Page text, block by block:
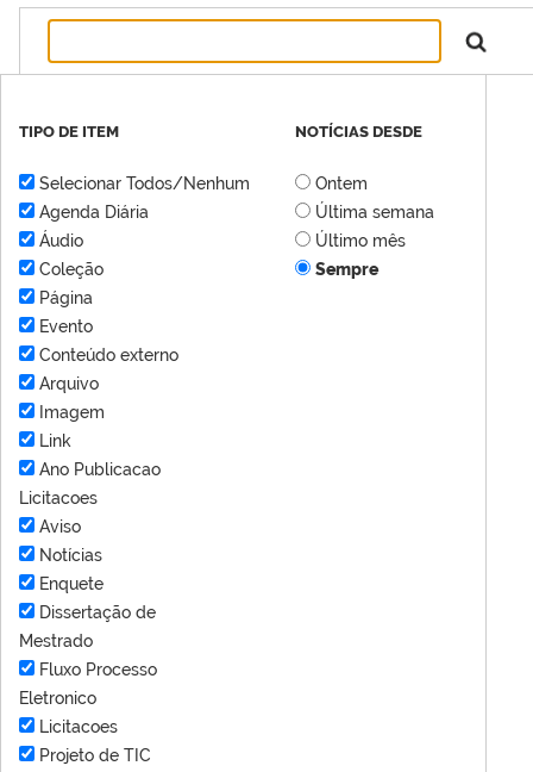
TIPO DE ITEM
Selecionar Todos/Nenhum
Agenda Diária
Áudio
Coleção
Página
Evento
Conteúdo externo
Arquivo
Imagem
Link
Ano Publicacao
Licitacoes
Aviso
Notícias
Enquete
Dissertação de
Mestrado
Fluxo Processo
Eletronico
Licitacoes
Projeto de TIC
NOTÍCIAS DESDE
Ontem
Última semana
Último mês
Sempre